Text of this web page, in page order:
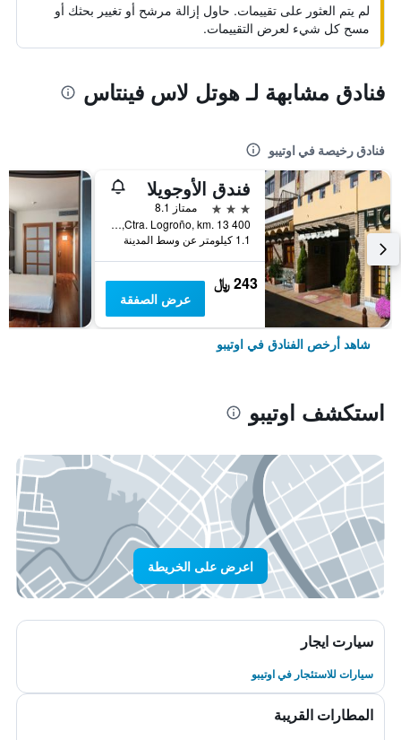
لم يتم العثور على تقييمات. حاول إزالة مرشح أو تغيير بحثك أو
مسح كل شيء لعرض التقييمات.
فنادق مشابهة لـ هوتل لاس فينتاس
فنادق رخيصة في اوتيبو
فندق الأوجويلا
3 نجوم
ممتاز 8.1
Ctra. Logroño, km. 13 400, اوتيبو, مقاطعة ثراغوثة, أسبانيا
1.1 كيلومتر عن وسط المدينة
243 ﷼
عرض الصفقة
شاهد أرخص الفنادق في اوتيبو
استكشف اوتيبو
اعرض على الخريطة
سيارت ايجار
سيارات للاستئجار في اوتيبو
المطارات القريبة